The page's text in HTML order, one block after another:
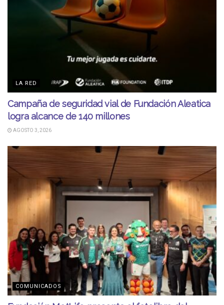
LA RED
Campaña de seguridad vial de Fundación Aleatica
logra alcance de 140 millones
AGOSTO 3, 2026
COMUNICADOS